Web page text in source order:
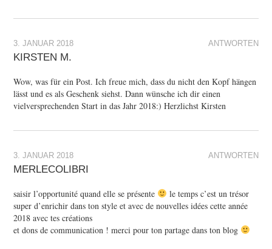
ANTWORTEN
3. JANUAR 2018
KIRSTEN M.
Wow, was für ein Post. Ich freue mich, dass du nicht den Kopf hängen
lässt und es als Geschenk siehst. Dann wünsche ich dir einen
vielversprechenden Start in das Jahr 2018:) Herzlichst Kirsten
ANTWORTEN
3. JANUAR 2018
MERLECOLIBRI
saisir l’opportunité quand elle se présente
le temps c’est un trésor
super d’enrichir dans ton style et avec de nouvelles idées cette année
2018 avec tes créations
et dons de communication ! merci pour ton partage dans ton blog